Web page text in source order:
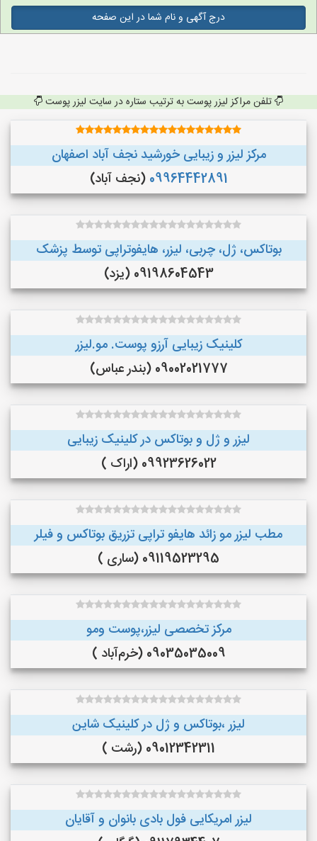
درج آگهی و نام شما در این صفحه
تلفن مراکز لیزر پوست به ترتیب ستاره در سایت لیزر پوست
مرکز لیزر و زیبایی خورشید نجف آباد اصفهان
09964442891 (نجف‌ آباد)
بوتاکس، ژل، چربی، لیزر، هایفوتراپی توسط پزشک
09198604543 (یزد)
کلینیک زیبایی آرزو پوست. مو.لیزر
09002021777 (بندر عباس)
لیزر و ژل و بوتاکس در کلینیک زیبایی
09923626022 (اراک )
مطب لیزر مو زائد هایفو تراپی تزریق بوتاکس و فیلر
09119523295 (ساری )
مرکز تخصصی لیزر،پوست و‌مو
09035035009 (خرم‌آباد )
لیزر ،بوتاکس و ژل در کلینیک شاین
09012342311 (رشت )
لیزر امریکایی فول بادی بانوان و آقایان